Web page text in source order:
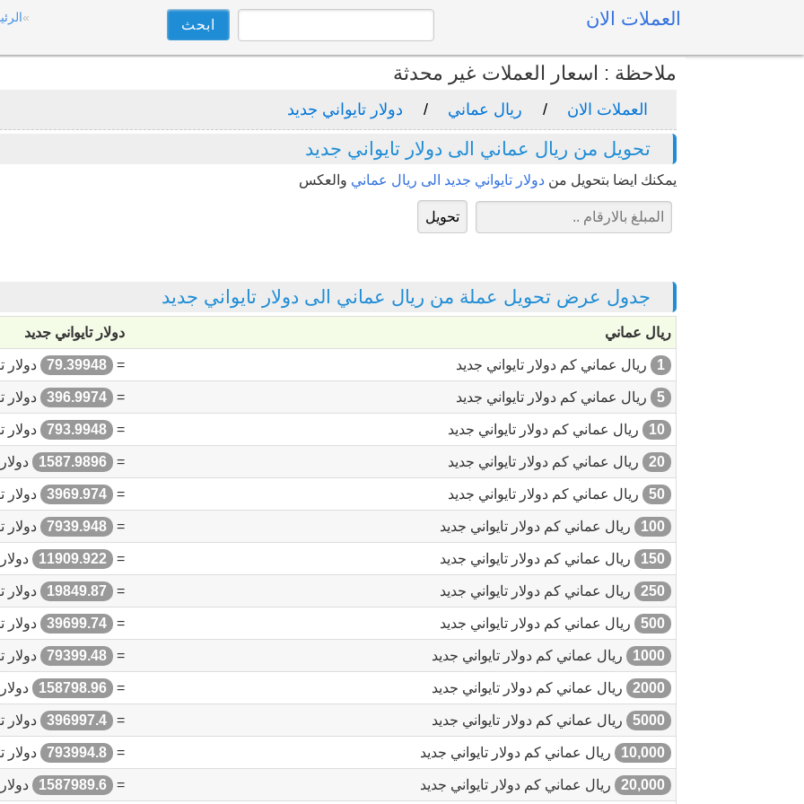
العملات الان
ملاحظة : اسعار العملات غير محدثة
العملات الان ريال عماني دولار تايواني جديد
تحويل من ريال عماني الى دولار تايواني جديد
يمكنك ايضا بتحويل من دولار تايواني جديد الى ريال عماني والعكس
جدول عرض تحويل عملة من ريال عماني الى دولار تايواني جديد
ريال عماني دولار تايواني جديد
1 ريال عماني كم دولار تايواني جديد =
79.39948 دولار
5 ريال عماني كم دولار تايواني جديد =
396.9974 دولار
10 ريال عماني كم دولار تايواني جديد =
793.9948 دولار
20 ريال عماني كم دولار تايواني جديد =
1587.9896
50 ريال عماني كم دولار تايواني جديد =
3969.974 دولار
100 ريال عماني كم دولار تايواني جديد =
7939.948 دولار
150 ريال عماني كم دولار تايواني جديد =
11909.922
250 ريال عماني كم دولار تايواني جديد =
19849.87 دولار
500 ريال عماني كم دولار تايواني جديد =
39699.74 دولار
1000 ريال عماني كم دولار تايواني جديد =
79399.48 دولار
2000 ريال عماني كم دولار تايواني جديد =
158798.96
5000 ريال عماني كم دولار تايواني جديد =
396997.4 دولار
10,000 ريال عماني كم دولار تايواني جديد =
793994.8 دولار
20,000 ريال عماني كم دولار تايواني جديد =
1587989.6